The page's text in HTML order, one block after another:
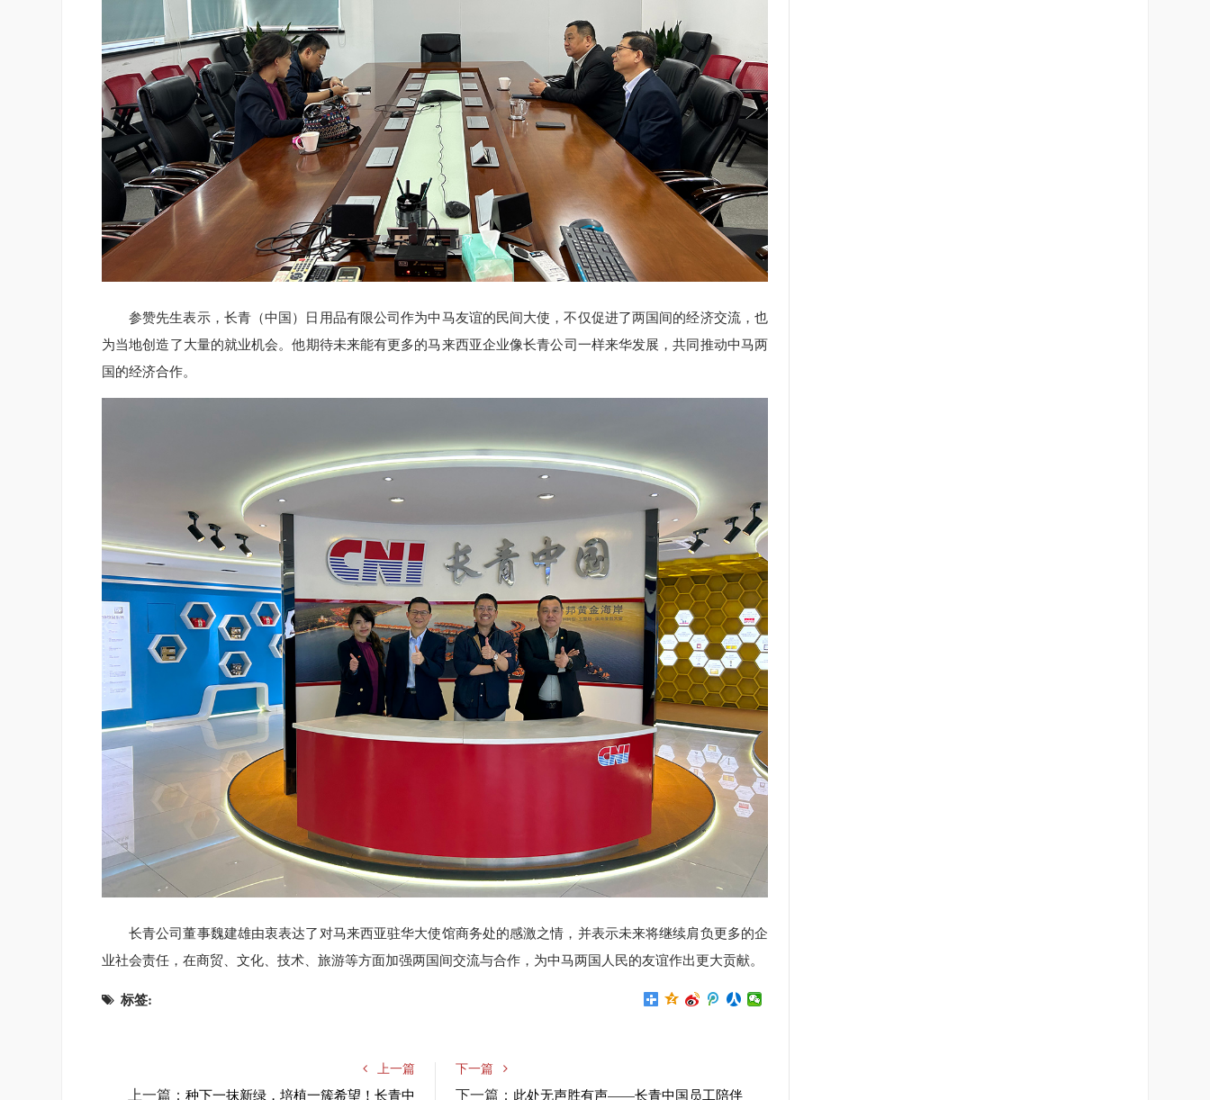
参赞先生表示，长青（中国）日用品有限公司作为中马友谊的民间大使，不仅促进了两国间的经济交流，也
为当地创造了大量的就业机会。他期待未来能有更多的马来西亚企业像长青公司一样来华发展，共同推动中马两
国的经济合作。
长青公司董事魏建雄由衷表达了对马来西亚驻华大使馆商务处的感激之情，并表示未来将继续肩负更多的企
业社会责任，在商贸、文化、技术、旅游等方面加强两国间交流与合作，为中马两国人民的友谊作出更大贡献。
标签:
上一篇
上一篇： 种下一抹新绿，培植一簇希望！长青中
下一篇
下一篇： 此处无声胜有声——长青中国员工陪伴